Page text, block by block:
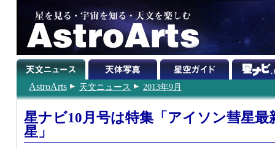
AstroArts 天文ニュース 2013年9月
星ナビ10月号は特集「アイソン彗星最
星」